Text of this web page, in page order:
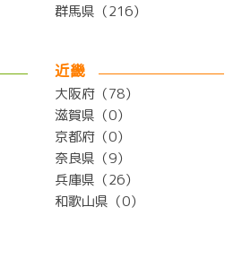
群馬県（216）
近畿
大阪府（78）
滋賀県（0）
京都府（0）
奈良県（9）
兵庫県（26）
和歌山県（0）